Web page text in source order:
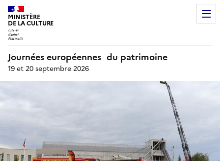
MINISTÈRE
DE LA CULTURE
Journées européennes du patrimoine
19 et 20 septembre 2026